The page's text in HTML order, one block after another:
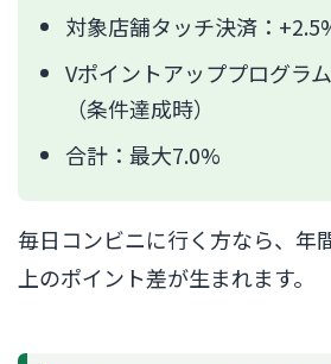
対象店舗タッチ決済：
Vポイントアッププログラ
（条件達成時）
合計：最大7.0%
毎日コンビニに行く方なら、年
上のポイント差が生まれます。